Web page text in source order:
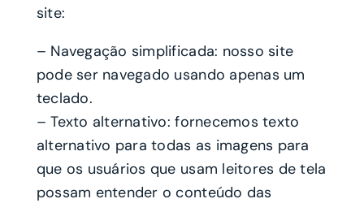
site:
– Navegação simplificada: nosso site
pode ser navegado usando apenas um
teclado.
– Texto alternativo: fornecemos texto
alternativo para todas as imagens para
que os usuários que usam leitores de tela
possam entender o conteúdo das